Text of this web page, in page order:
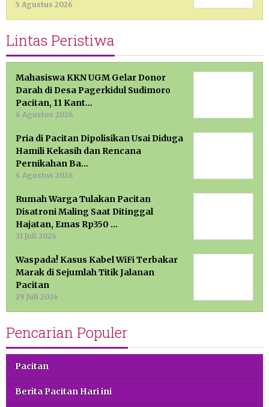
5 Agustus 2026
Lintas Peristiwa
Mahasiswa KKN UGM Gelar Donor
Darah di Desa Pagerkidul Sudimoro
Pacitan, 11 Kant…
6 Agustus 2026
Pria di Pacitan Dipolisikan Usai Diduga
Hamili Kekasih dan Rencana
Pernikahan Ba…
4 Agustus 2026
Rumah Warga Tulakan Pacitan
Disatroni Maling Saat Ditinggal
Hajatan, Emas Rp350 …
31 Juli 2026
Waspada! Kasus Kabel WiFi Terbakar
Marak di Sejumlah Titik Jalanan
Pacitan
29 Juli 2026
Pencarian Populer
Pacitan
Berita Pacitan Hari ini